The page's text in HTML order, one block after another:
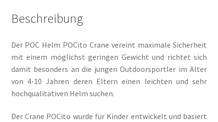
Beschreibung
Der POC Helm POCito Crane vereint maximale Sicherheit
mit einem möglichst geringen Gewicht und richtet sich
damit besonders an die jungen Outdoorsportler im Alter
von 4-10 Jahren deren Eltern einen leichten und sehr
hochqualitativen Helm suchen.
Der Crane POCito wurde für Kinder entwickelt und basiert